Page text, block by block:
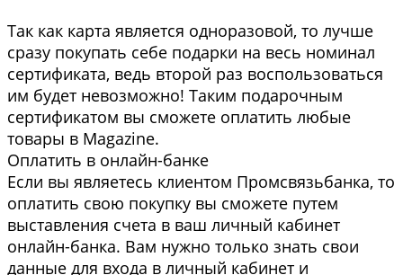
Так как карта является одноразовой, то лучше
сразу покупать себе подарки на весь номинал
сертификата, ведь второй раз воспользоваться
им будет невозможно! Таким подарочным
сертификатом вы сможете оплатить любые
товары в Magazine.
Оплатить в онлайн-банке
Если вы являетесь клиентом Промсвязьбанка, то
оплатить свою покупку вы сможете путем
выставления счета в ваш личный кабинет
онлайн-банка. Вам нужно только знать свои
данные для входа в личный кабинет и